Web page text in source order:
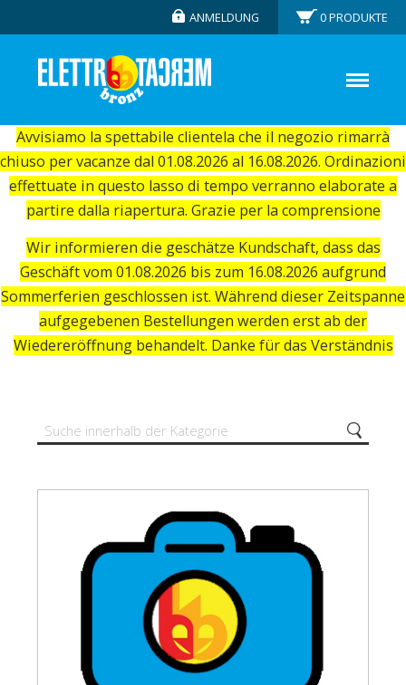
Avvisiamo la spettabile clientela che il negozio rimarrà
chiuso per vacanze dal 01.08.2026 al 16.08.2026. Ordinazioni
effettuate in questo lasso di tempo verranno elaborate a
partire dalla riapertura. Grazie per la comprensione
Wir informieren die geschätze Kundschaft, dass das
Geschäft vom 01.08.2026 bis zum 16.08.2026 aufgrund
Sommerferien geschlossen ist. Während dieser Zeitspanne
aufgegebenen Bestellungen werden erst ab der
Wiedereröffnung behandelt. Danke für das Verständnis
ANMELDUNG 0PRODUKTE